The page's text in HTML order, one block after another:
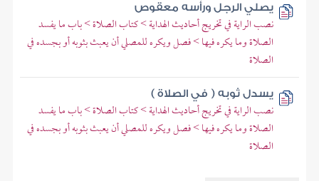
يصلي الرجل ورأسه معقوص
نصب الراية في تخريج أحاديث الهداية > كتاب الصلاة > باب ما يفسد
الصلاة وما يكره فيها > فصل ويكره للمصلي أن يعبث بثوبه أو بجسده في
الصلاة
يسدل ثوبه ( في الصلاة )
نصب الراية في تخريج أحاديث الهداية > كتاب الصلاة > باب ما يفسد
الصلاة وما يكره فيها > فصل ويكره للمصلي أن يعبث بثوبه أو بجسده في
الصلاة